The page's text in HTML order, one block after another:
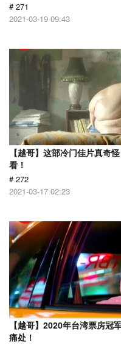
# 271
2021-03-19 09:43
【越哥】这部冷门佳片真奇
看！
# 272
2021-03-17 02:23
【越哥】2020年台湾票房冠
痛处！